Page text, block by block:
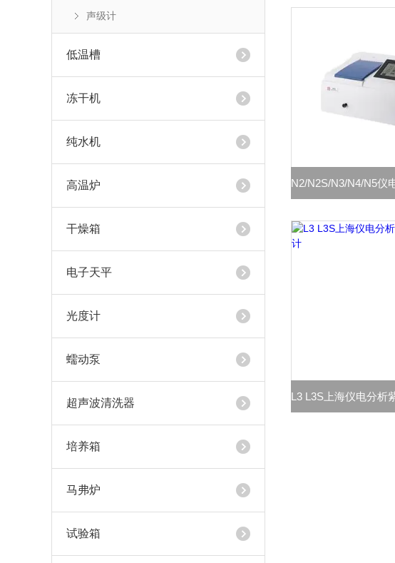
声级计
低温槽
冻干机
纯水机
高温炉
干燥箱
电子天平
光度计
蠕动泵
超声波清洗器
培养箱
马弗炉
试验箱